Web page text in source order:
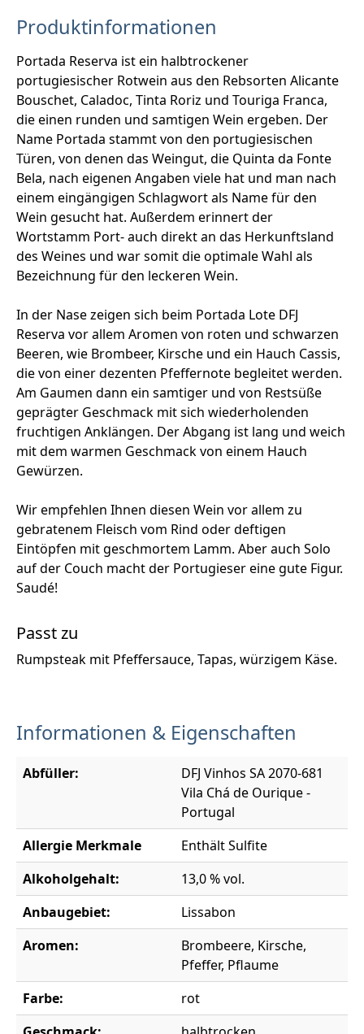
Produktinformationen
Portada Reserva ist ein halbtrockener
portugiesischer Rotwein aus den Rebsorten Alicante
Bouschet, Caladoc, Tinta Roriz und Touriga Franca,
die einen runden und samtigen Wein ergeben. Der
Name Portada stammt von den portugiesischen
Türen, von denen das Weingut, die Quinta da Fonte
Bela, nach eigenen Angaben viele hat und man nach
einem eingängigen Schlagwort als Name für den
Wein gesucht hat. Außerdem erinnert der
Wortstamm Port- auch direkt an das Herkunftsland
des Weines und war somit die optimale Wahl als
Bezeichnung für den leckeren Wein.
In der Nase zeigen sich beim Portada Lote DFJ
Reserva vor allem Aromen von roten und schwarzen
Beeren, wie Brombeer, Kirsche und ein Hauch Cassis,
die von einer dezenten Pfeffernote begleitet werden.
Am Gaumen dann ein samtiger und von Restsüße
geprägter Geschmack mit sich wiederholenden
fruchtigen Anklängen. Der Abgang ist lang und weich
mit dem warmen Geschmack von einem Hauch
Gewürzen.
Wir empfehlen Ihnen diesen Wein vor allem zu
gebratenem Fleisch vom Rind oder deftigen
Eintöpfen mit geschmortem Lamm. Aber auch Solo
auf der Couch macht der Portugieser eine gute Figur.
Saudé!
Passt zu
Rumpsteak mit Pfeffersauce, Tapas, würzigem Käse.
Informationen & Eigenschaften
Abfüller:
DFJ Vinhos SA 2070-681
Vila Chá de Ourique -
Portugal
Allergie Merkmale
Enthält Sulfite
Alkoholgehalt:
13,0 % vol.
Anbaugebiet:
Lissabon
Aromen:
Brombeere, Kirsche,
Pfeffer, Pflaume
Farbe:
rot